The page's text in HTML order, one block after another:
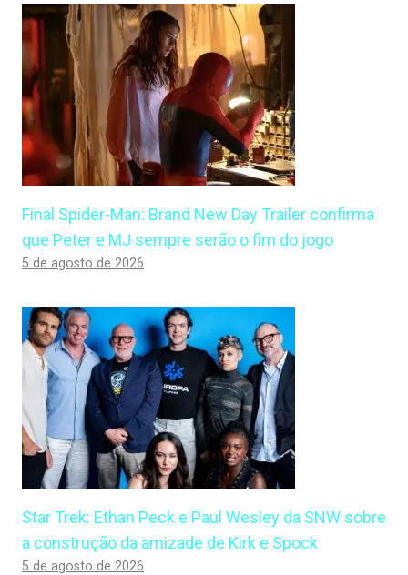
Final Spider-Man: Brand New Day Trailer confirma
que Peter e MJ sempre serão o fim do jogo
5 de agosto de 2026
Star Trek: Ethan Peck e Paul Wesley da SNW sobre
a construção da amizade de Kirk e Spock
5 de agosto de 2026